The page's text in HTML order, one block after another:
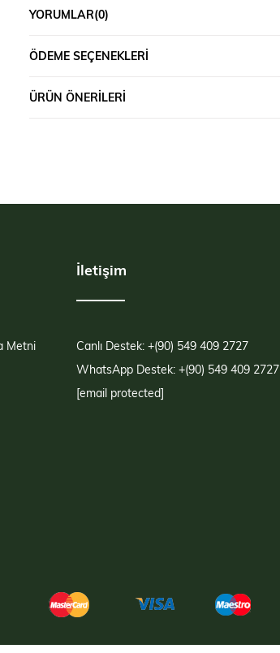
YORUMLAR(0)
ÖDEME SEÇENEKLERI
ÜRÜN ÖNERILERI
Metni
İletişim
Canlı Destek: +(90) 549 409 2727
WhatsApp Destek: +(90) 549 409 2727
[email protected]